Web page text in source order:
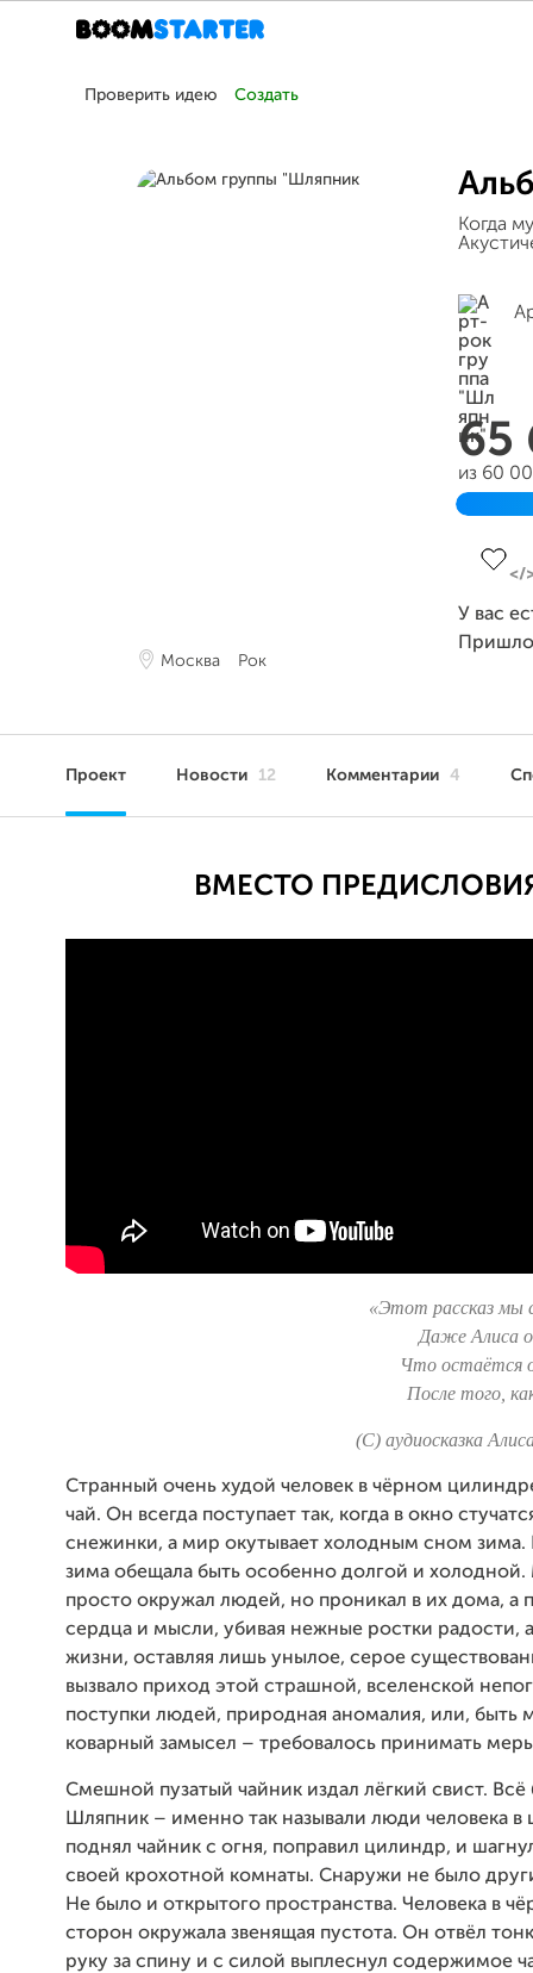
Проверить идею Создать
Москва Рок
Когда
65
из 60
У вас
Проект Новости 12 Комментарии 4
ВМЕСТО
«Этот рассказ мы
Даже Алиса
Что остаётся
После того,
(С) аудиосказка
Странный очень худой человек в чёрном
чай. Он всегда поступает так, когда в окно
снежинки, а мир окутывает холодным сном зима.
зима обещала быть особенно долгой и
просто окружал людей, но проникал в их дома, а
сердца и мысли, убивая нежные ростки радости,
жизни, оставляя лишь унылое, серое
вызвало приход этой страшной, вселенской
поступки людей, природная аномалия, или, быть
коварный замысел – требовалось принимать
Смешной пузатый чайник издал лёгкий свист. Всё
Шляпник – именно так называли люди человека в
поднял чайник с огня, поправил цилиндр, и
своей крохотной комнаты. Снаружи не было
Не было и открытого пространства. Человека в
сторон окружала звенящая пустота. Он отвёл
руку за спину и с силой выплеснул содержимое